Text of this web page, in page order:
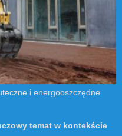
i energooszczędne
temat w kontekście